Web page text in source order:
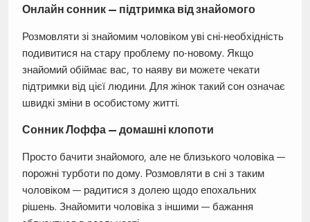
Онлайн сонник — підтримка від знайомого
Розмовляти зі знайомим чоловіком уві сні-необхідність
подивитися на стару проблему по-новому. Якщо
знайомий обіймає вас, то наяву ви можете чекати
підтримки від цієї людини. Для жінок такий сон означає
швидкі зміни в особистому житті.
Сонник Лоффа — домашні клопоти
Просто бачити знайомого, але не близького чоловіка —
порожні турботи по дому. Розмовляти в сні з таким
чоловіком — радитися з долею щодо епохальних
рішень. Знайомити чоловіка з іншими — бажання